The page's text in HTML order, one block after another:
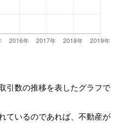
引数の推移を表したグラフで
ているのであれば、不動産が